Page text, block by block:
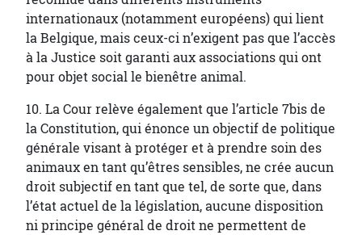
internationaux (notamment européens) qui lient
la Belgique, mais ceux-ci n’exigent pas que l’accès
à la Justice soit garanti aux associations qui ont
pour objet social le bienêtre animal.
10. La Cour relève également que l’article 7bis de
la Constitution, qui énonce un objectif de politique
générale visant à protéger et à prendre soin des
animaux en tant qu’êtres sensibles, ne crée aucun
droit subjectif en tant que tel, de sorte que, dans
l’état actuel de la législation, aucune disposition
ni principe général de droit ne permettent de